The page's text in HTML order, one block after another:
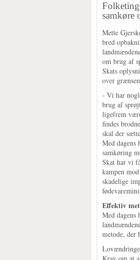
samkøre
Mette
bred
om brug af
Skats
over
- Vi har
brug af
ligefrem
findes
skal der
Med dagens
samkøring
Skat har vi
kampen
skadelige
Effektiv
Med
metode, der